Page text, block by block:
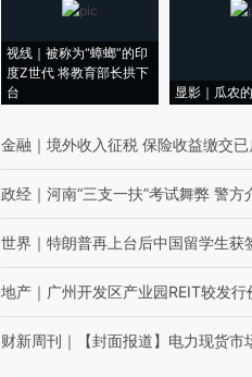
视线｜被称为“蟑螂”的印
度Z世代 将教育部长拱下
台
显影｜瓜农
金融 ｜ 境外收入征税 保险收益缴交已
政经 ｜ 河南“三支一扶”考试舞弊 警方
世界 ｜ 特朗普再上台后中国留学生获
地产 ｜ 广州开发区产业园REIT较发行
财新周刊 ｜ 【封面报道】电力现货市